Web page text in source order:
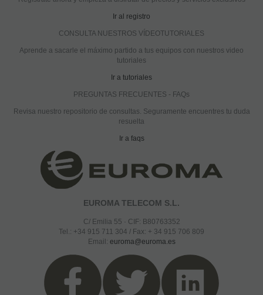
Ir al registro
CONSULTA NUESTROS VÍDEOTUTORIALES
Aprende a sacarle el máximo partido a tus equipos con nuestros video
tutoriales
Ir a tutoriales
PREGUNTAS FRECUENTES - FAQs
Revisa nuestro repositorio de consultas. Seguramente encuentres tu duda
resuelta
Ir a faqs
EUROMA TELECOM S.L.
C/ Emilia 55 · CIF: B80763352
Tel.: +34 915 711 304 / Fax: + 34 915 706 809
Email: euroma@euroma.es